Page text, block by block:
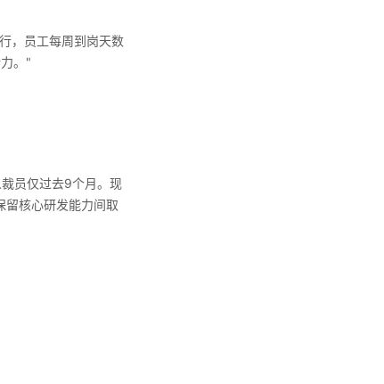
，员工每周到岗天数
。"
员仅过去9个月。现
留核心研发能力间取